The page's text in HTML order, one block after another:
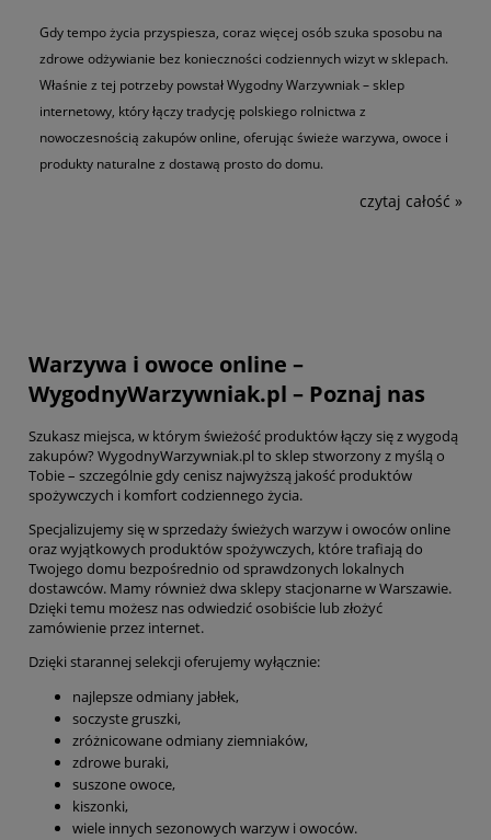
Gdy tempo życia przyspiesza, coraz więcej osób szuka sposobu na
zdrowe odżywianie bez konieczności codziennych wizyt w sklepach.
Właśnie z tej potrzeby powstał Wygodny Warzywniak – sklep
internetowy, który łączy tradycję polskiego rolnictwa z
nowoczesnością zakupów online, oferując świeże warzywa, owoce i
produkty naturalne z dostawą prosto do domu.
czytaj całość »
Warzywa i owoce online –
WygodnyWarzywniak.pl – Poznaj nas
Szukasz miejsca, w którym świeżość produktów łączy się z wygodą
zakupów? WygodnyWarzywniak.pl to sklep stworzony z myślą o
Tobie – szczególnie gdy cenisz najwyższą jakość produktów
spożywczych i komfort codziennego życia.
Specjalizujemy się w sprzedażyświeżych warzyw i owoców online
oraz wyjątkowych produktów spożywczych, które trafiają do
Twojego domu bezpośrednio od sprawdzonych lokalnych
dostawców. Mamy również dwa sklepy stacjonarne w Warszawie.
Dzięki temu możesz nas odwiedzić osobiście lub złożyć
zamówienie przez internet.
Dzięki starannej selekcji oferujemy wyłącznie:
najlepsze odmiany jabłek,
soczyste gruszki,
zróżnicowane odmiany ziemniaków,
zdrowe buraki,
suszone owoce,
kiszonki,
wiele innych sezonowych warzyw i owoców.